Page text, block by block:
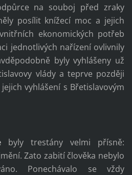
na souboj před zraky
posílit knížecí moc a jejich
ekonomických potřeb
jednotlivých nařízení ovlivnily
byly vyhlášeny už
vlády a teprve později
vyhlášení s Břetislavovým
byly trestány velmi přísně:
Zato zabití člověka nebylo
Ponechávalo se vždy